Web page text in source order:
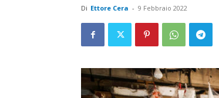
Di Ettore Cera - 9 Febbraio 2022